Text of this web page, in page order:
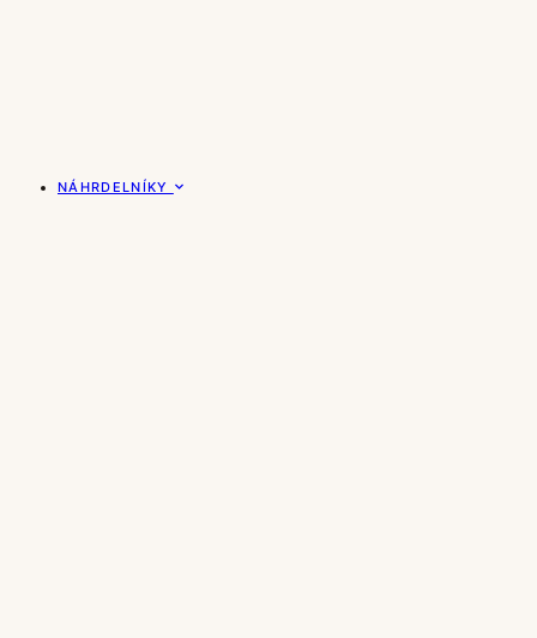
NÁHRDELNÍKY